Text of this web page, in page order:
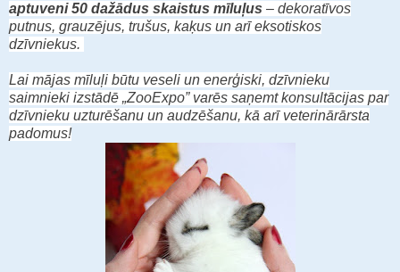
aptuveni 50 dažādus skaistus mīluļus – dekoratīvos
putnus, grauzējus, trušus, kaķus un arī eksotiskos
dzīvniekus.
Lai mājas mīluļi būtu veseli un enerģiski, dzīvnieku
saimnieki izstādē „ZooExpo” varēs saņemt konsultācijas par
dzīvnieku uzturēšanu un audzēšanu, kā arī veterinārārsta
padomus!